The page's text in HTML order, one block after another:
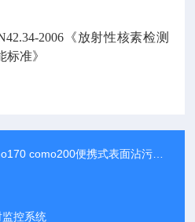
2006《放射性核素检测
准》
como200便携式表面沾污测量仪
监控系统